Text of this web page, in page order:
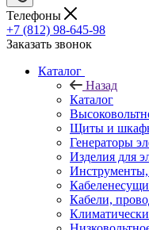
Телефоны
+7 (812) 98-645-98
Заказать звонок
Каталог
Назад
Каталог
Щиты и
Генераторы
Изделия для
Инструменты,
Кабели,